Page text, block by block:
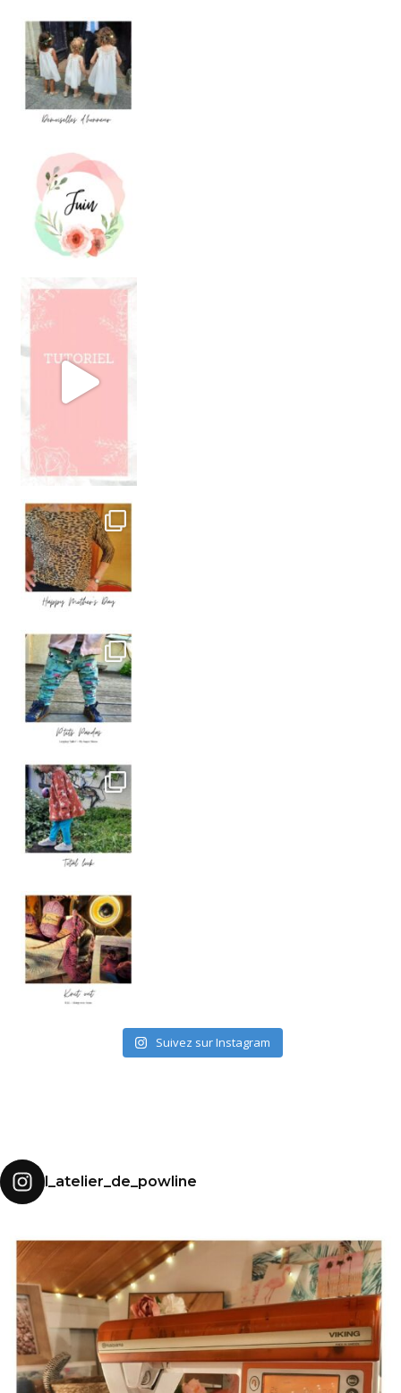
DEMOISELLES D’HONNEUR
Quand une amie
JUIN
TUTO - AIGUILLE DOUBLE
. J’ai cousu pr
P’TITS PANDAS
. Le legging “Calin”
TOTAL LOOK MY SUPER BISON
. Voici la sec
Knit Out KAL 2021
. J’ai décidé de p
Suivez sur Instagram
l_atelier_de_powline